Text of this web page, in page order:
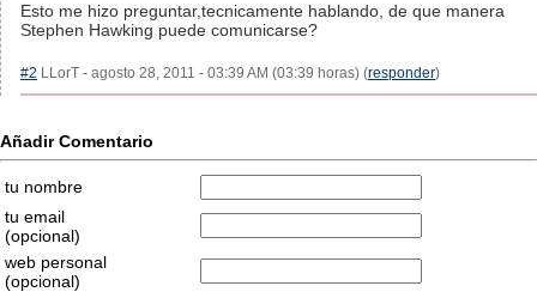
Esto me hizo preguntar,tecnicamente hablando, de que manera
Stephen Hawking puede comunicarse?
#2 LLorT - agosto 28, 2011 - 03:39 AM (03:39 horas) (responder)
Añadir Comentario
tu nombre
tu email
(opcional)
web personal
(opcional)